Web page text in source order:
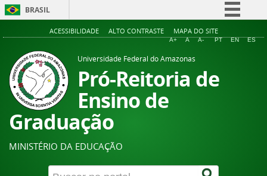
BRASIL
Simplifique!
Acesso à informação
ACESSIBILIDADE ALTO CONTRASTE MAPA DO SITE
A+ A A- PT EN ES
Universidade Federal do Amazonas
Pró-Reitoria de
Ensino de
Graduação
MINISTÉRIO DA EDUCAÇÃO